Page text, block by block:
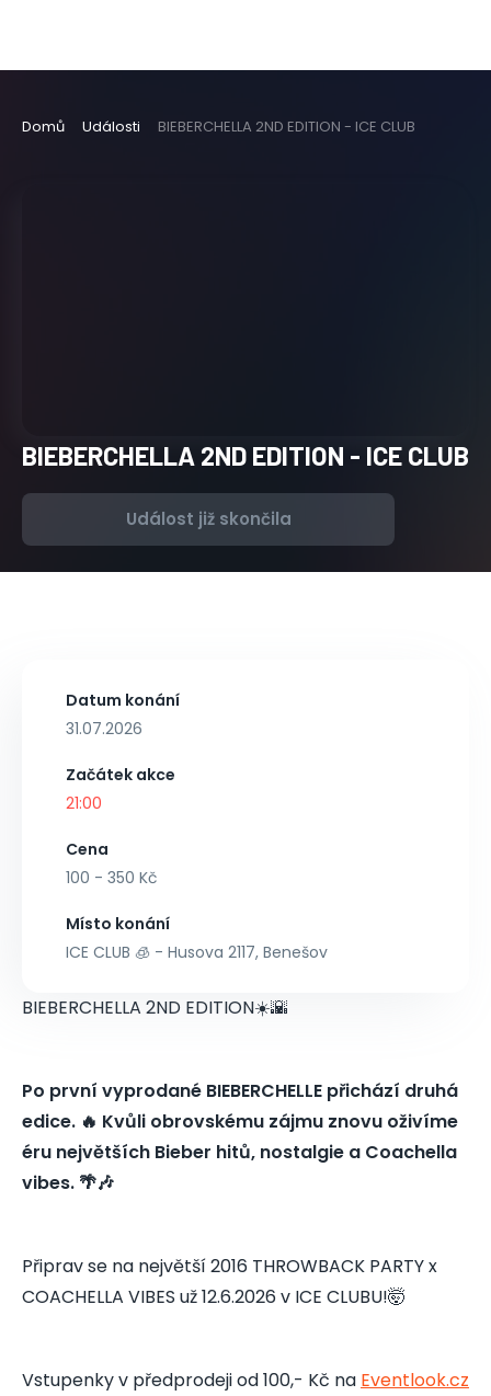
Domů Události BIEBERCHELLA 2ND EDITION - ICE CLUB
BIEBERCHELLA 2ND EDITION - ICE CLUB
Událost již skončila
Datum konání
31.07.2026
Začátek akce
21:00
Cena
100 - 350 Kč
Místo konání
ICE CLUB 🧊 - Husova 2117, Benešov
BIEBERCHELLA 2ND EDITION☀️🌇
Po první vyprodané BIEBERCHELLE přichází druhá
edice. 🔥 Kvůli obrovskému zájmu znovu oživíme
éru největších Bieber hitů, nostalgie a Coachella
vibes. 🌴🎶
Připrav se na největší 2016 THROWBACK PARTY x
COACHELLA VIBES už 12.6.2026 v ICE CLUBU!🤯
Vstupenky v předprodeji od 100,- Kč na Eventlook.cz